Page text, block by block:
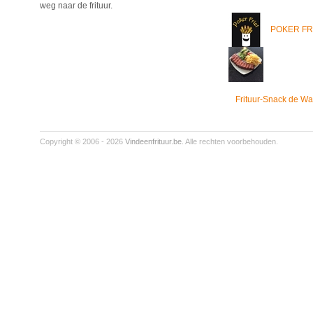
weg naar de frituur.
POKER
Frituur-Snack de
Copyright © 2006 - 2026 Vindeenfrituur.be . Alle rechten voorbehouden.